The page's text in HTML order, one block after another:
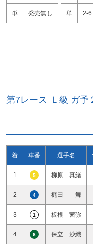
単 発売無し 単 2-6
第7レース Ｌ級 ガ予
着 車番 選手名
1 5 柳原 真緒
2 4 梶田 舞
3 1 板根 茜弥
4 6 保立 沙織